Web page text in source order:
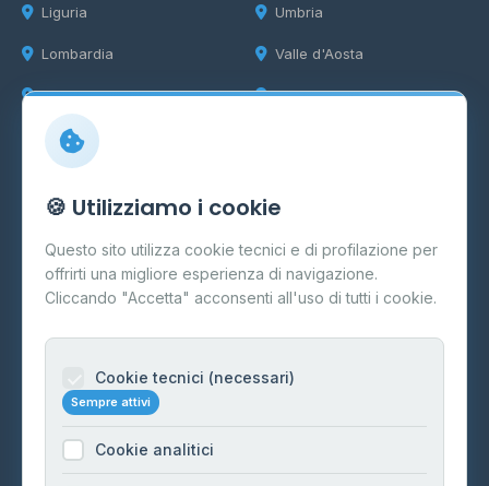
Liguria
Lombardia
Marche
Umbria
Valle d'Aosta
Veneto
Info
Cos'è il GPL
FAQ
Contatti
Informazioni legali
Cookie Policy
🍪 Utilizziamo i cookie
Questo sito utilizza cookie tecnici e di profilazione per
offrirti una migliore esperienza di navigazione.
Cliccando "Accetta" acconsenti all'uso di tutti i cookie.
Cookie tecnici (necessari)
Sempre attivi
Cookie analitici